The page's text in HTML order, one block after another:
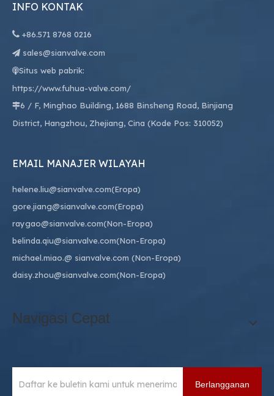
INFO KONTAK
 +86.571 8768 0216
 sales@sianvalve.com
Situs web pabrik:
https://www.fuhua-valve.com/
6 / F, Minghao Building, 1688 Binsheng Road, Binjiang
District, Hangzhou, Zhejiang, Cina (Kode Pos: 310052)
EMAIL MANAJER WILAYAH
helene.liu@sianvalve.com(Eropa)
gore.jiang@sianvalve.com(Eropa)
raygao@sianvalve.com(Non-Eropa)
belinda.qiu@sianvalve.com(Non-Eropa)
michael.miao.@ sianvalve.com (Non-Eropa)
daisy.zhou@sianvalve.com(Non-Eropa)
Navigasi Cepat
Berlangganan